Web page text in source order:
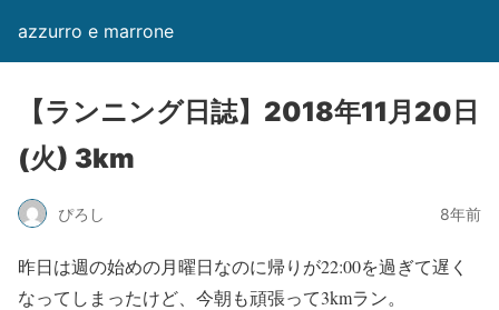
azzurro e marrone
【ランニング日誌】2018年11月20日
(火) 3km
ぴろし 8年前
昨日は週の始めの月曜日なのに帰りが22:00を過ぎて遅く
なってしまったけど、今朝も頑張って3kmラン。